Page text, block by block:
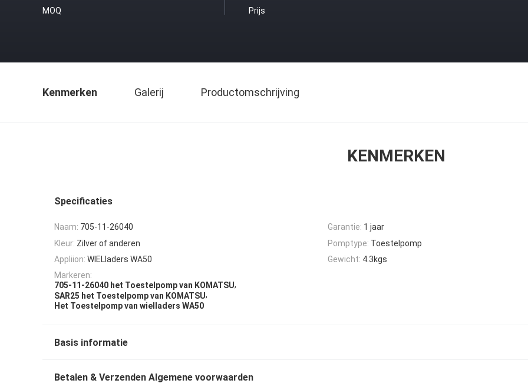
MOQ Prijs
Kenmerken Galerij Productomschrijving
KENMERKEN
Specificaties
Naam: 705-11-26040 Garantie: 1 jaar
Kleur: Zilver of anderen Pomptype: Toestelpomp
Appliion: WIELladers WA50 Gewicht: 4.3kgs
Markeren:
705-11-26040 het Toestelpomp van KOMATSU,
SAR25 het Toestelpomp van KOMATSU,
Het Toestelpomp van wielladers WA50
Basis informatie
Betalen & Verzenden Algemene voorwaarden